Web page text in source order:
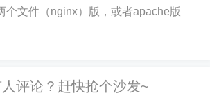
个文件（nginx）版，或者apache版